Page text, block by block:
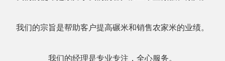
我们的宗旨是帮助客户提高碾米和销售农家米的业绩。
我们的经理是专业专注，全心服务。